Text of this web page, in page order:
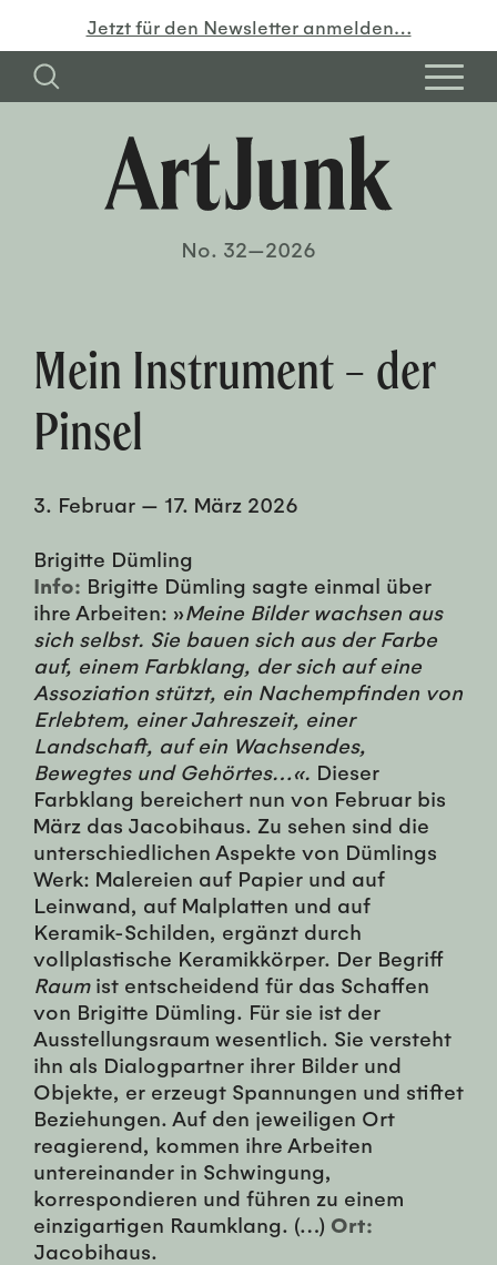
Jetzt für den Newsletter anmelden…
No. 32—2026
Mein Instrument – der
Pinsel
3. Februar — 17. März 2026
Brigitte Dümling
Info: Brigitte Dümling sagte einmal über
ihre Arbeiten: »Meine Bilder wachsen aus
sich selbst. Sie bauen sich aus der Farbe
auf, einem Farbklang, der sich auf eine
Assoziation stützt, ein Nachempfinden von
Erlebtem, einer Jahreszeit, einer
Landschaft, auf ein Wachsendes,
Bewegtes und Gehörtes…«. Dieser
Farbklang bereichert nun von Februar bis
März das Jacobihaus. Zu sehen sind die
unterschiedlichen Aspekte von Dümlings
Werk: Malereien auf Papier und auf
Leinwand, auf Malplatten und auf
Keramik-Schilden, ergänzt durch
vollplastische Keramikkörper. Der Begriff
Raumist entscheidend für das Schaffen
von Brigitte Dümling. Für sie ist der
Ausstellungsraum wesentlich. Sie versteht
ihn als Dialogpartner ihrer Bilder und
Objekte, er erzeugt Spannungen und stiftet
Beziehungen. Auf den jeweiligen Ort
reagierend, kommen ihre Arbeiten
untereinander in Schwingung,
korrespondieren und führen zu einem
einzigartigen Raumklang. (…) Ort:
Jacobihaus.